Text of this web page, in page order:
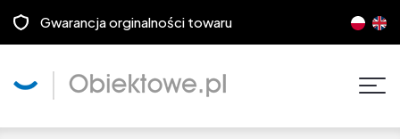
Gwarancja orginalności towaru